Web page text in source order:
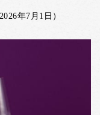
年7月1日）